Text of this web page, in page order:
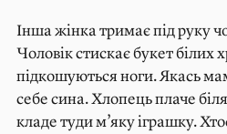
Інша жінка тримає під руку
Чоловік стискає букет білих
підкошуються ноги. Якась
себе сина. Хлопець плаче
кладе туди м’яку іграшку.